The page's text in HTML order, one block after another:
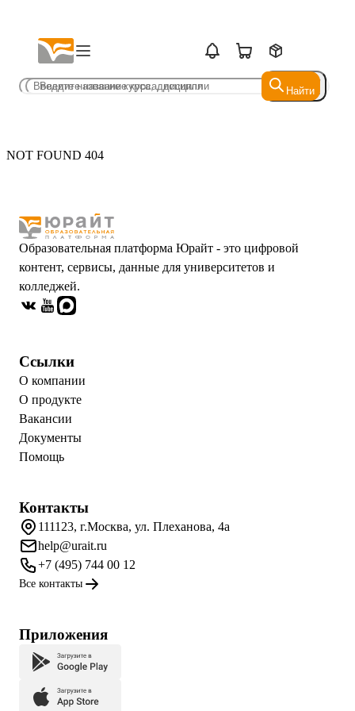
Найти
Найти
NOT FOUND 404
Образовательная платформа Юрайт - это цифровой
контент, сервисы, данные для университетов и
колледжей.
Ссылки
О компании
О продукте
Вакансии
Документы
Помощь
Контакты
111123, г.Москва, ул. Плеханова, 4а
help@urait.ru
+7 (495) 744 00 12
Все контакты
Приложения